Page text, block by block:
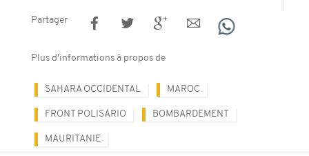
Partager
Plus d'informations à propos de
SAHARA OCCIDENTAL MAROC
FRONT POLISARIO BOMBARDEMENT
MAURITANIE